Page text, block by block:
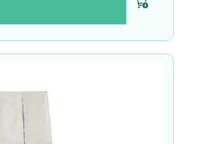
Voeg toe